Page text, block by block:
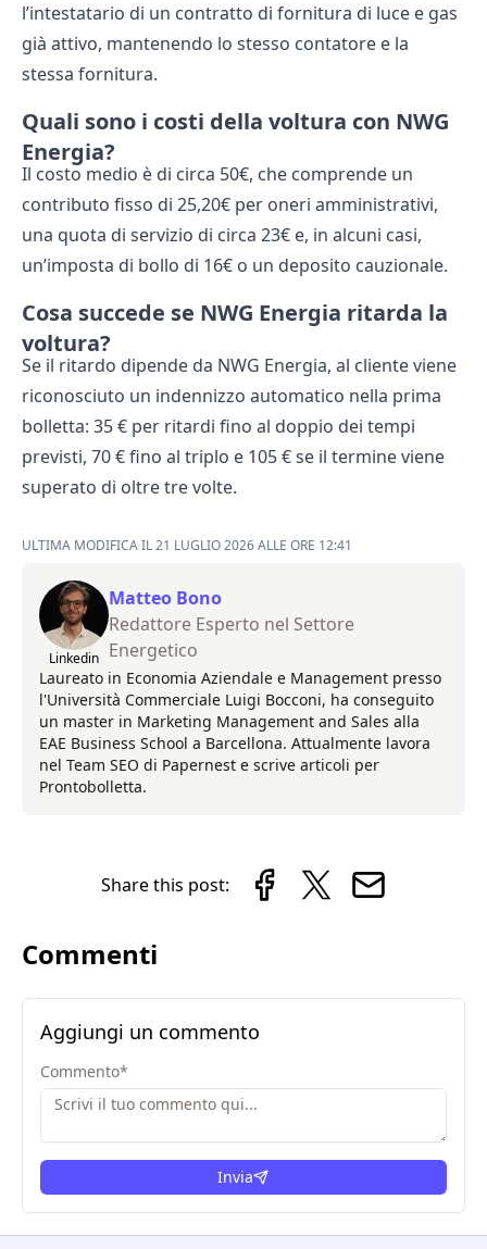
l’intestatario di un contratto di fornitura di luce e gas
già attivo, mantenendo lo stesso contatore e la
stessa fornitura.
Quali sono i costi della voltura con NWG
Energia?
Il costo medio è di circa 50€, che comprende un
contributo fisso di 25,20€ per oneri amministrativi,
una quota di servizio di circa 23€ e, in alcuni casi,
un’imposta di bollo di 16€ o un deposito cauzionale.
Cosa succede se NWG Energia ritarda la
voltura?
Se il ritardo dipende da NWG Energia, al cliente viene
riconosciuto un indennizzo automatico nella prima
bolletta: 35 € per ritardi fino al doppio dei tempi
previsti, 70 € fino al triplo e 105 € se il termine viene
superato di oltre tre volte.
ULTIMA MODIFICA IL 21 LUGLIO 2026 ALLE ORE 12:41
Linkedin
Matteo Bono
Redattore Esperto nel Settore
Energetico
Laureato in Economia Aziendale e Management presso
l'Università Commerciale Luigi Bocconi, ha conseguito
un master in Marketing Management and Sales alla
EAE Business School a Barcellona. Attualmente lavora
nel Team SEO di Papernest e scrive articoli per
Prontobolletta.
Share this post:
Commenti
Aggiungi un commento
Commento*
Invia